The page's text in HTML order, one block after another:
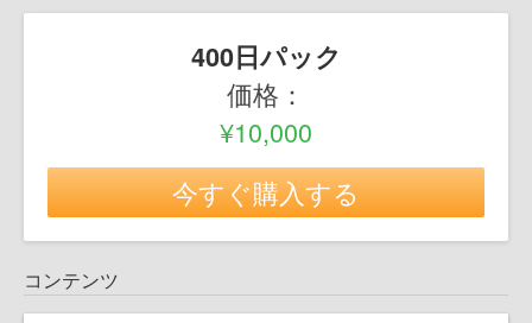
400日パック
価格：
¥10,000
今すぐ購入する
コンテンツ